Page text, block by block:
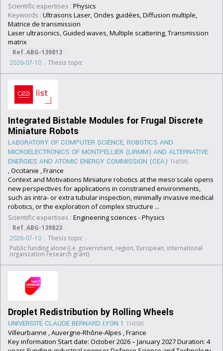
Scientific expertises : Physics
Keywords : Ultrasons Laser, Ondes guidées, Diffusion multiple,
Matrice de transmission
Laser ultrasonics, Guided waves, Multiple scattering, Transmission
matrix
Ref. ABG-139813
2026-07-10
Thesis topic
Integrated Bistable Modules for Frugal Discrete
Miniature Robots
LABORATORY OF COMPUTER SCIENCE, ROBOTICS AND
MICROELECTRONICS OF MONTPELLIER (LIRMM) AND ALTERNATIVE
ENERGIES AND ATOMIC ENERGY COMMISSION (CEA) THESIS
, Occitanie , France
Context and Motivations Miniature robotics at the meso scale opens
new perspectives for applications in constrained environments,
such as intra- or extra tubular inspection, minimally invasive medical
robotics, or the exploration of complex structure ...
Scientific expertises : Engineering sciences -Physics
Ref. ABG-139823
2026-07-10
Thesis topic
Public funding alone (i.e. government, region, European, international
organization research grant)
Droplet Redistribution by Rolling Wheels
UNIVERSITÉ CLAUDE BERNARD LYON 1 THESIS
Villeurbanne , Auvergne-Rhône-Alpes , France
Key information Start date: October 2026 – January 2027 Duration: 4